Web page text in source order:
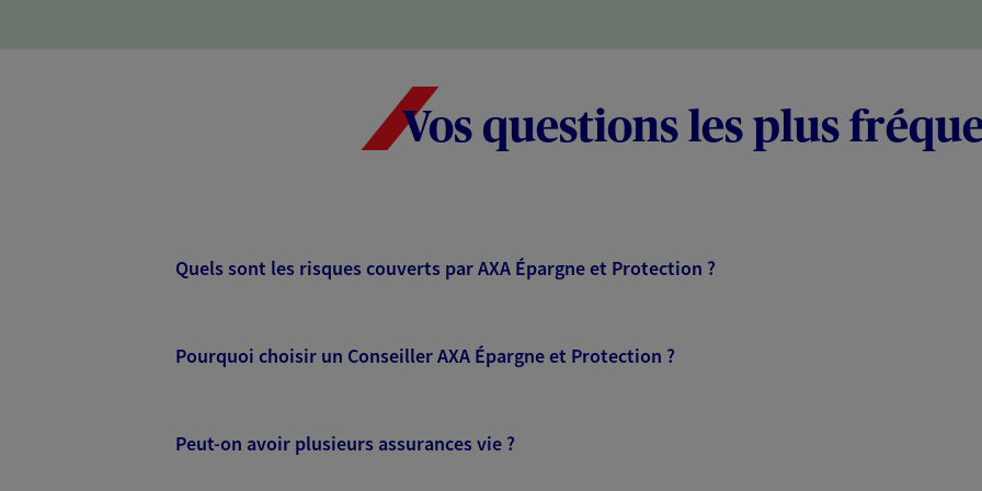
Vos questions les plus
Quels sont les risques couverts par AXA Épargne et Protection ?
Pourquoi choisir un Conseiller AXA Épargne et Protection ?
Peut-on avoir plusieurs assurances vie ?